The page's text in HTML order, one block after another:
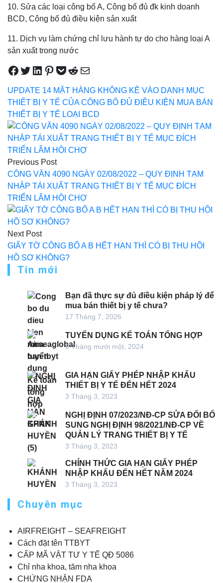
10. Sửa các loại công bố A, Công bố đủ đk kinh doanh
BCD, Công bố đủ điều kiện sản xuất
11. Dịch vụ làm chứng chỉ lưu hành tự do cho hàng loại A
sản xuất trong nước
Share on Facebook
Tweet on Twitter
Share on LinkedIn
Pin on Pinterest
Save to pocket
Share on Reddit
Share via Email
UPDATE 14 MẶT HÀNG KHÔNG KÊ VÀO DANH MỤC
THIẾT BỊ Y TẾ CỦA CÔNG BỐ ĐỦ ĐIỀU KIỆN MUA BÁN
THIẾT BỊ Y TẾ LOẠI BCD
Điều
hướng
bài
viết
Previous Post
CÔNG VĂN 4090 NGÀY 02/08/2022 – QUY ĐỊNH TẠM
NHẬP TÁI XUẤT TRANG THIẾT BỊ Y TẾ MỤC ĐÍCH
TRIỂN LÃM HỘI CHỢ
Next Post
GIẤY TỜ CÔNG BỐ A B HẾT HẠN THÌ CÓ BỊ THU HỒI
HỒ SƠ KHÔNG?
Tin mới
Bạn đã thực sự đủ điều kiện pháp lý để
mua bán thiết bị y tế chưa?
17 Tháng 7, 2026
TUYỂN DỤNG KẾ TOÁN TỔNG HỢP
6 Tháng mười một, 2024
GIA HẠN GIẤY PHÉP NHẬP KHẨU
THIẾT BỊ Y TẾ ĐẾN HẾT 2024
3 Tháng 3, 2023
NGHỊ ĐỊNH 07/2023/NĐ-CP SỬA ĐỔI BỔ
SUNG NGHỊ ĐỊNH 98/2021/NĐ-CP VỀ
QUẢN LÝ TRANG THIẾT BỊ Y TẾ
3 Tháng 3, 2023
CHÍNH THỨC GIA HẠN GIẤY PHÉP
NHẬP KHẨU ĐẾN HẾT NĂM 2024
3 Tháng 3, 2023
Chuyên mục
AIRFREIGHT – SEAFREIGHT
Cách đặt tên TTBYT
CẤP MÃ VẬT TƯ Y TẾ QĐ 5086
Chỉ nha khoa, tăm nha khoa
CHỨNG NHẬN FDA